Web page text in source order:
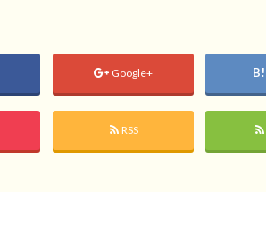
Google+
RSS